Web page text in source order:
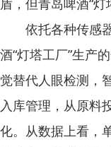
盾，但青岛啤酒“灯
依托各种传感器
酒“灯塔工厂”生产
觉替代人眼检测，
入库管理，从原料
化。从数据上看，